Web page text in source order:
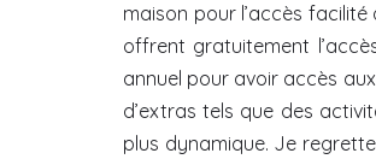
maison pour l’accès facilité
offrent gratuitement
annuel pour avoir accès
d’extras tels que des
plus dynamique. Je